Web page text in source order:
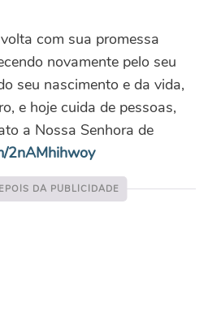
com sua promessa
novamente pelo seu
seu nascimento e da vida,
e hoje cuida de pessoas,
a Nossa Senhora de
2nAMhihwoy